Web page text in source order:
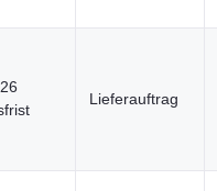
Lieferauftrag